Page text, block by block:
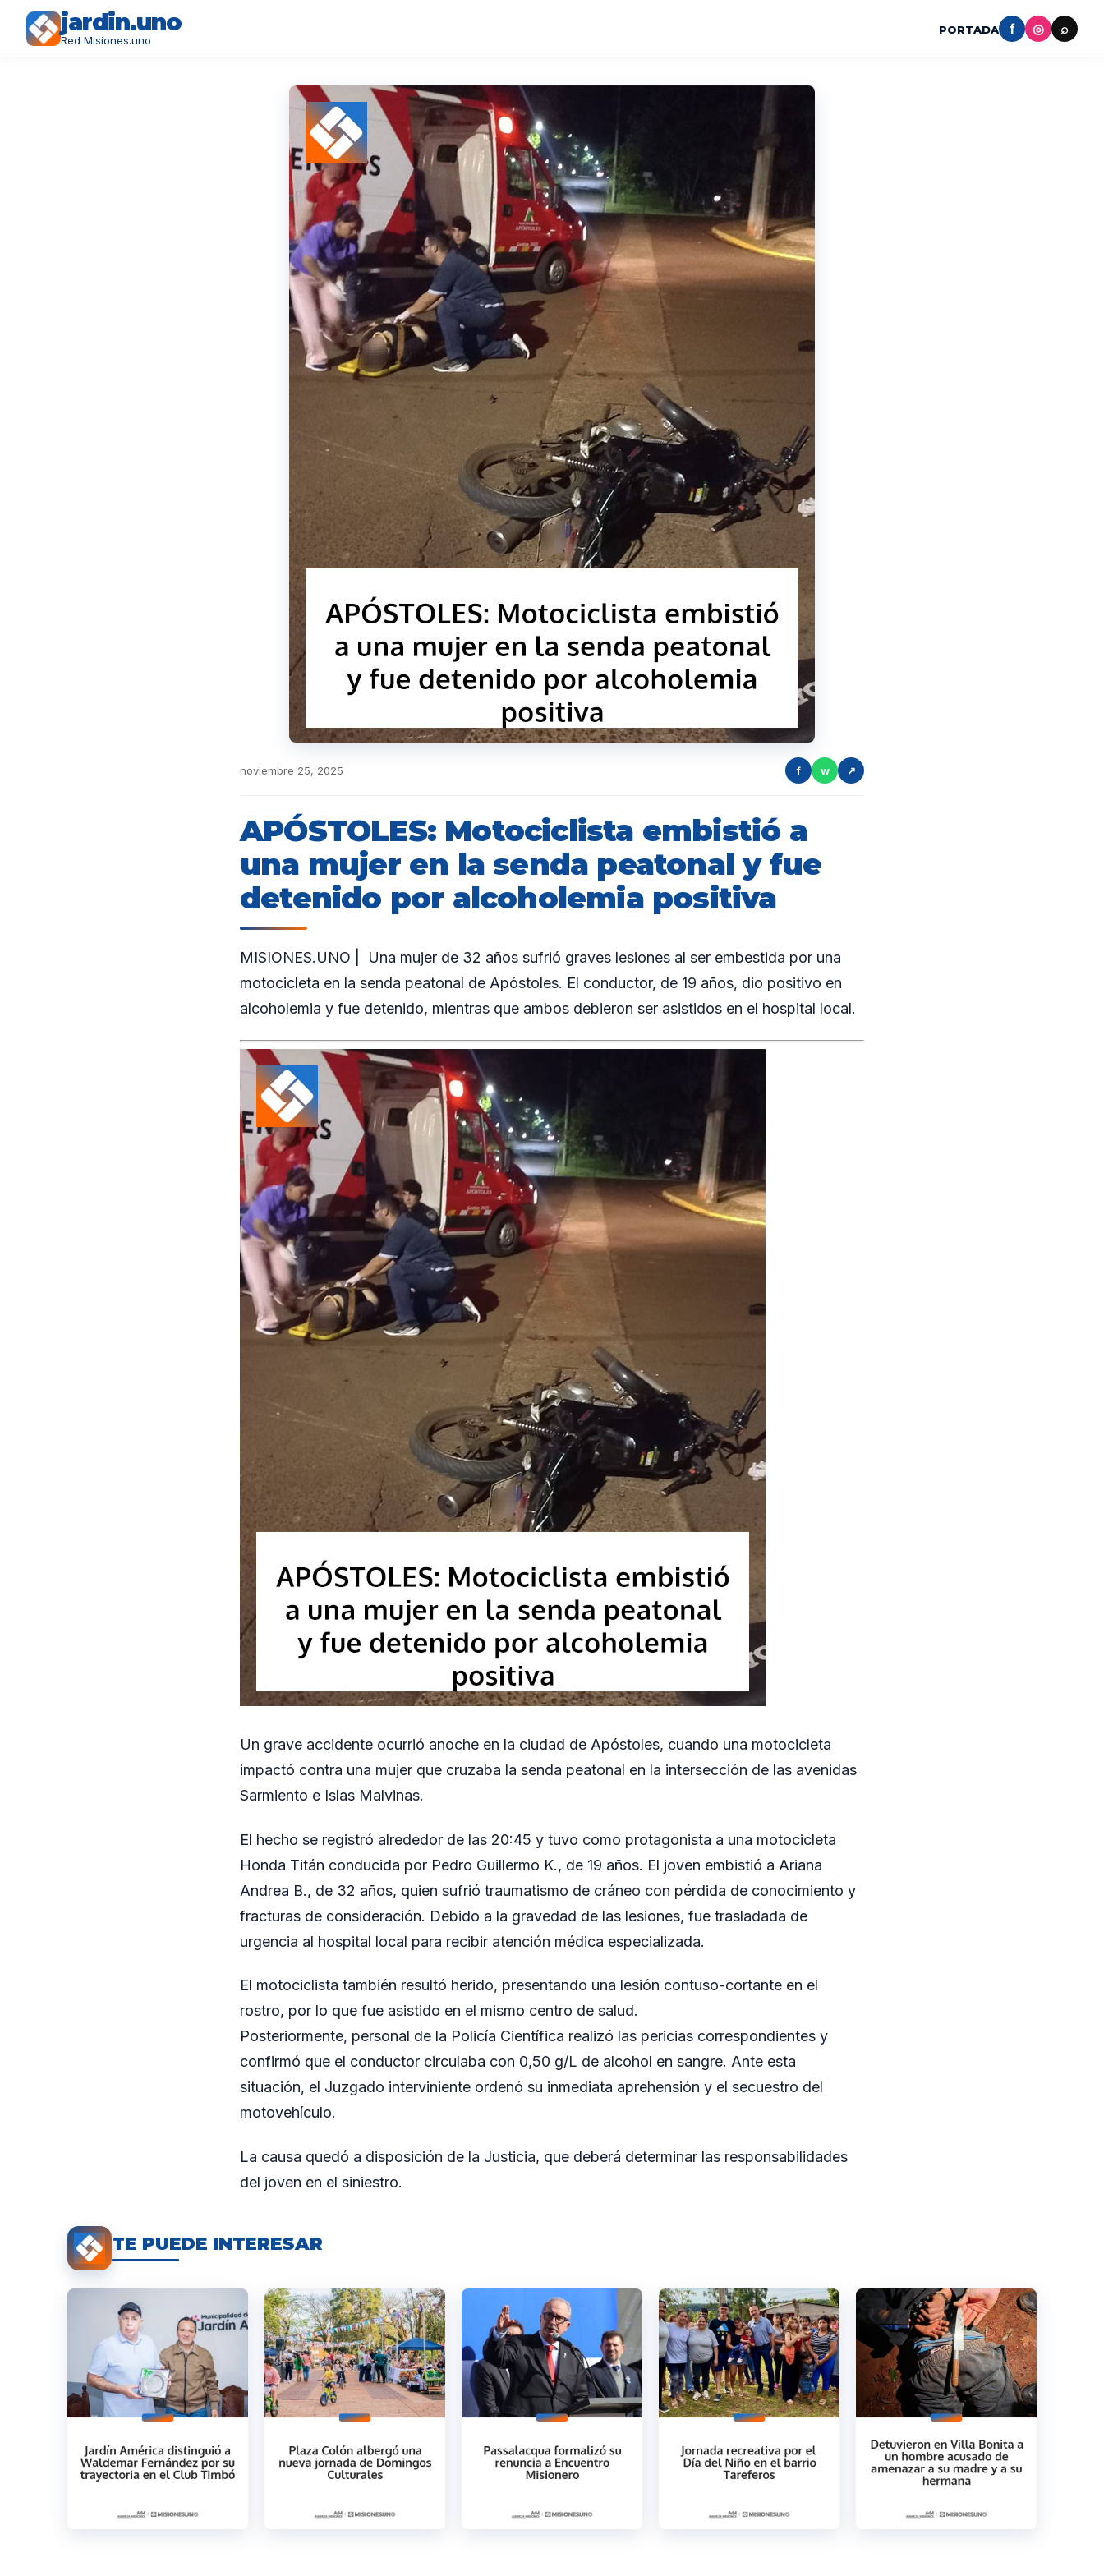
jardin.uno
Red Misiones.uno
PORTADA f ◎ ⌕
noviembre 25, 2025 f w ↗
APÓSTOLES: Motociclista embistió a
una mujer en la senda peatonal y fue
detenido por alcoholemia positiva
MISIONES.UNO | Una mujer de 32 años sufrió graves lesiones al ser embestida por una
motocicleta en la senda peatonal de Apóstoles. El conductor, de 19 años, dio positivo en
alcoholemia y fue detenido, mientras que ambos debieron ser asistidos en el hospital local.
Un grave accidente ocurrió anoche en la ciudad de Apóstoles, cuando una motocicleta
impactó contra una mujer que cruzaba la senda peatonal en la intersección de las avenidas
Sarmiento e Islas Malvinas.
El hecho se registró alrededor de las 20:45 y tuvo como protagonista a una motocicleta
Honda Titán conducida por Pedro Guillermo K., de 19 años. El joven embistió a Ariana
Andrea B., de 32 años, quien sufrió traumatismo de cráneo con pérdida de conocimiento y
fracturas de consideración. Debido a la gravedad de las lesiones, fue trasladada de
urgencia al hospital local para recibir atención médica especializada.
El motociclista también resultó herido, presentando una lesión contuso-cortante en el
rostro, por lo que fue asistido en el mismo centro de salud.
Posteriormente, personal de la Policía Científica realizó las pericias correspondientes y
confirmó que el conductor circulaba con 0,50 g/L de alcohol en sangre. Ante esta
situación, el Juzgado interviniente ordenó su inmediata aprehensión y el secuestro del
motovehículo.
La causa quedó a disposición de la Justicia, que deberá determinar las responsabilidades
del joven en el siniestro.
TE PUEDE INTERESAR